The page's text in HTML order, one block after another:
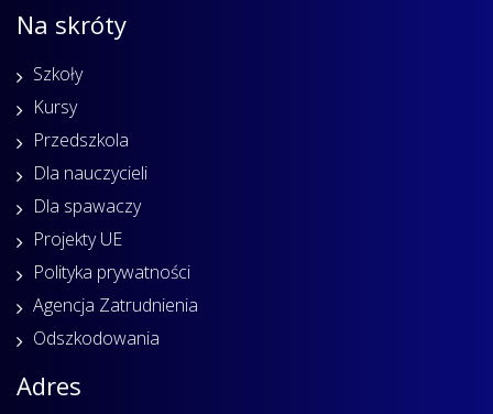
Na skróty
Szkoły
Kursy
Przedszkola
Dla nauczycieli
Dla spawaczy
Projekty UE
Polityka prywatności
Agencja Zatrudnienia
Odszkodowania
Adres